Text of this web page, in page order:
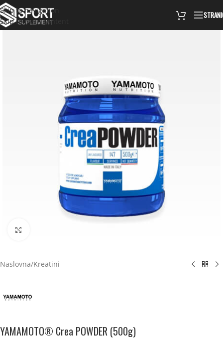
Skip to navigation
Skip to main content
Naslovna/Kreatini
YAMAMOTO® Crea POWDER (500g)